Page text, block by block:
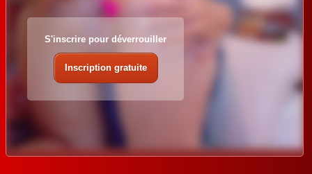
S'inscrire pour déverrouiller
Inscription gratuite